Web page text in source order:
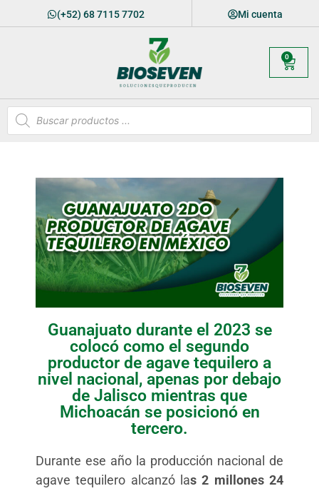
(+52) 68 7115 7702 Mi cuenta
0
Guanajuato durante el 2023 se
colocó como el segundo
productor de agave tequilero a
nivel nacional, apenas por debajo
de Jalisco mientras que
Michoacán se posicionó en
tercero.
Durante ese año la producción nacional de
agave tequilero alcanzó las 2 millones 24